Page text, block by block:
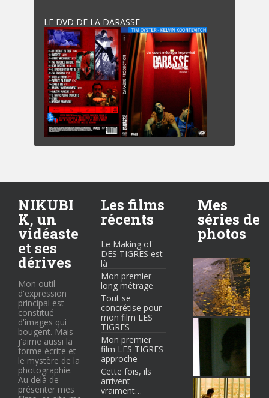
LE DVD DE LA DARASSE
NIKUBI
K, un
vidéaste
et ses
dérives
Mon outil
d'expression
principal est
constitué
d'images qui
bougent. Mais
j'aime aussi la
forme écrite et
le mystère de la
photographie.
Au delà de
présenter mes
Les films
récents
Le Making of
DES TIGRES est
là
Mon premier
long métrage
Tout se
concrétise pour
mon film LES
TIGRES
Mon premier
film LES TIGRES
approche
Cette fois, ils
arrivent
vraiment…
Mes
séries de
photos